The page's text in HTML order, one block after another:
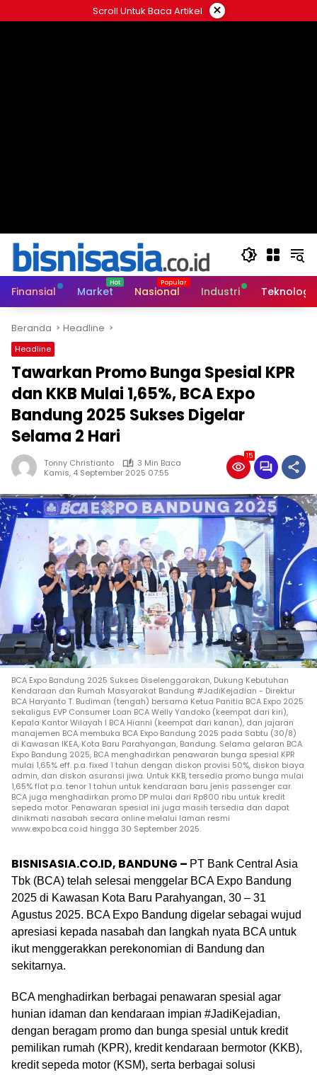
ke
Scroll Untuk Baca Artikel ×
Finansial Market Nasional Industri Teknologi
Beranda Headline
Headline
Tawarkan Promo Bunga Spesial KPR
dan KKB Mulai 1,65%, BCA Expo
Bandung 2025 Sukses Digelar
Selama 2 Hari
Tonny Christianto
3 Min Baca
Kamis, 4 September 2025 07:55
15
BCA Expo Bandung 2025 Sukses Diselenggarakan, Dukung Kebutuhan
Kendaraan dan Rumah Masyarakat Bandung #JadiKejadian - Direktur
BCA Haryanto T. Budiman (tengah) bersama Ketua Panitia BCA Expo 2025
sekaligus EVP Consumer Loan BCA Welly Yandoko (keempat dari kiri),
Kepala Kantor Wilayah I BCA Hianni (keempat dari kanan), dan jajaran
manajemen BCA membuka BCA Expo Bandung 2025 pada Sabtu (30/8)
di Kawasan IKEA, Kota Baru Parahyangan, Bandung. Selama gelaran BCA
Expo Bandung 2025, BCA menghadirkan penawaran bunga spesial KPR
mulai 1,65% eff. p.a. fixed 1 tahun dengan diskon provisi 50%, diskon biaya
admin, dan diskon asuransi jiwa. Untuk KKB, tersedia promo bunga mulai
1,65% flat p.a. tenor 1 tahun untuk kendaraan baru jenis passenger car.
BCA juga menghadirkan promo DP mulai dari Rp800 ribu untuk kredit
sepeda motor. Penawaran spesial ini juga masih tersedia dan dapat
dinikmati nasabah secara online melalui laman resmi
www.expo.bca.co.id hingga 30 September 2025.
BISNISASIA.CO.ID, BANDUNG – PT Bank Central Asia
Tbk (BCA) telah selesai menggelar BCA Expo Bandung
2025 di Kawasan Kota Baru Parahyangan, 30 – 31
Agustus 2025. BCA Expo Bandung digelar sebagai wujud
apresiasi kepada nasabah dan langkah nyata BCA untuk
ikut menggerakkan perekonomian di Bandung dan
sekitarnya.
BCA menghadirkan berbagai penawaran spesial agar
hunian idaman dan kendaraan impian #JadiKejadian,
dengan beragam promo dan bunga spesial untuk kredit
pemilikan rumah (KPR), kredit kendaraan bermotor (KKB),
kredit sepeda motor (KSM), serta berbagai solusi